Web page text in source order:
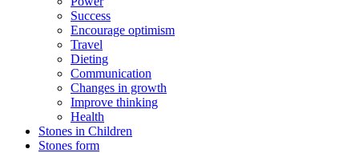
Success
Encourage optimism
Travel
Dieting
Communication
Changes in growth
Improve thinking
Health
Stones in Children
Stones form